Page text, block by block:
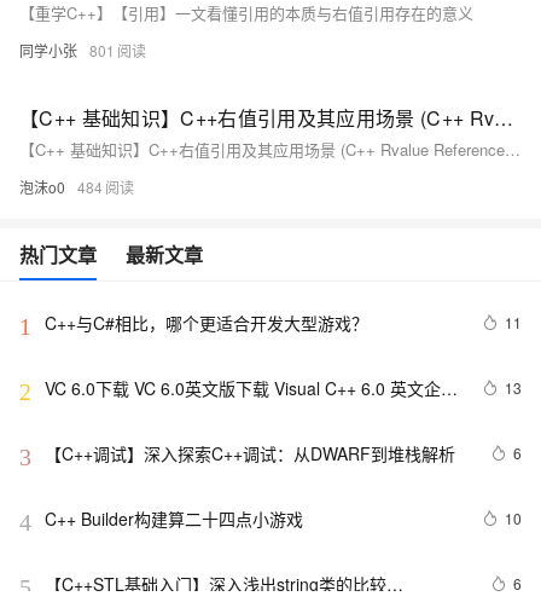
【重学C++】【引用】一文看懂引用的本质与右值引用存在的意义
同学小张 801
【C++ 基础知识】C++右值引用及其应用场景 (C++ Rvalue References and Their Use Cases)
【C++ 基础知识】C++右值引用及其应用场景 (C++ Rvalue References and Their Use Cases)
泡沫o0 484
热门文章 最新文章
1 C++与C#相比，哪个更适合开发大型游戏？ 11
2 VC 6.0下载 VC 6.0英文版下载 Visual C++ 6.0 英文企业
13
3 【C++调试】深入探索C++调试：从DWARF到堆栈解析 6
4 C++ Builder构建算二十四点小游戏 10
5
【C++STL基础入门】深入浅出string类的比较
6